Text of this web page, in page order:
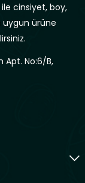
cinsiyet, boy,
uygun ürüne
Apt. No:6/B,